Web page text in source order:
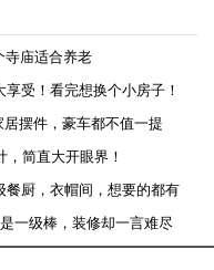
寺庙适合养老
受！看完想换个小房子！
摆件，豪车都不值一提
简直大开眼界！
餐厨，衣帽间，想要的都有
一级棒，装修却一言难尽